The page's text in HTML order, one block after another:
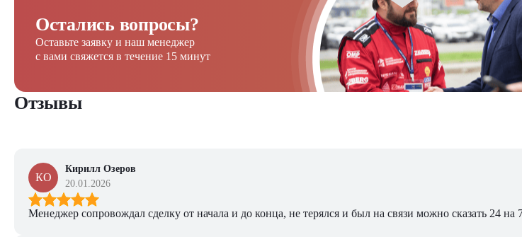
Остались вопросы?
Оставьте заявку и наш менеджер
с вами свяжется в течение 15 минут
Отзывы
КО
Кирилл Озеров
20.01.2026
Менеджер сопровождал сделку от начала и до конца, не терялся и был на связи можно сказать 24